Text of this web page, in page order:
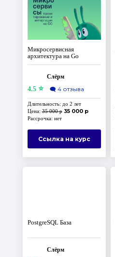
Микросервисная
архитектура на Go
Слёрм
4.5⭐ 🗨️ 4 отзыва
Длительность: до 2 лет
Цена:35 000 р 35 000 р
Рассрочка: нет
Ссылка на курс
PostgreSQL База
Слёрм